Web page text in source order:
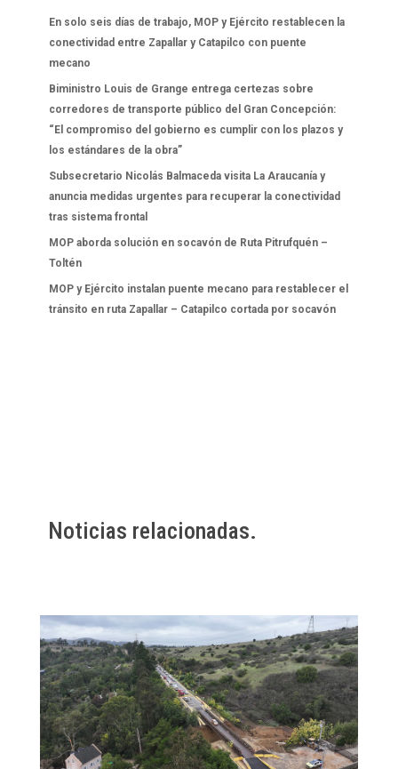
En solo seis días de trabajo, MOP y Ejército restablecen la
conectividad entre Zapallar y Catapilco con puente
mecano
Biministro Louis de Grange entrega certezas sobre
corredores de transporte público del Gran Concepción:
“El compromiso del gobierno es cumplir con los plazos y
los estándares de la obra”
Subsecretario Nicolás Balmaceda visita La Araucanía y
anuncia medidas urgentes para recuperar la conectividad
tras sistema frontal
MOP aborda solución en socavón de Ruta Pitrufquén –
Toltén
MOP y Ejército instalan puente mecano para restablecer el
tránsito en ruta Zapallar – Catapilco cortada por socavón
Noticias relacionadas.